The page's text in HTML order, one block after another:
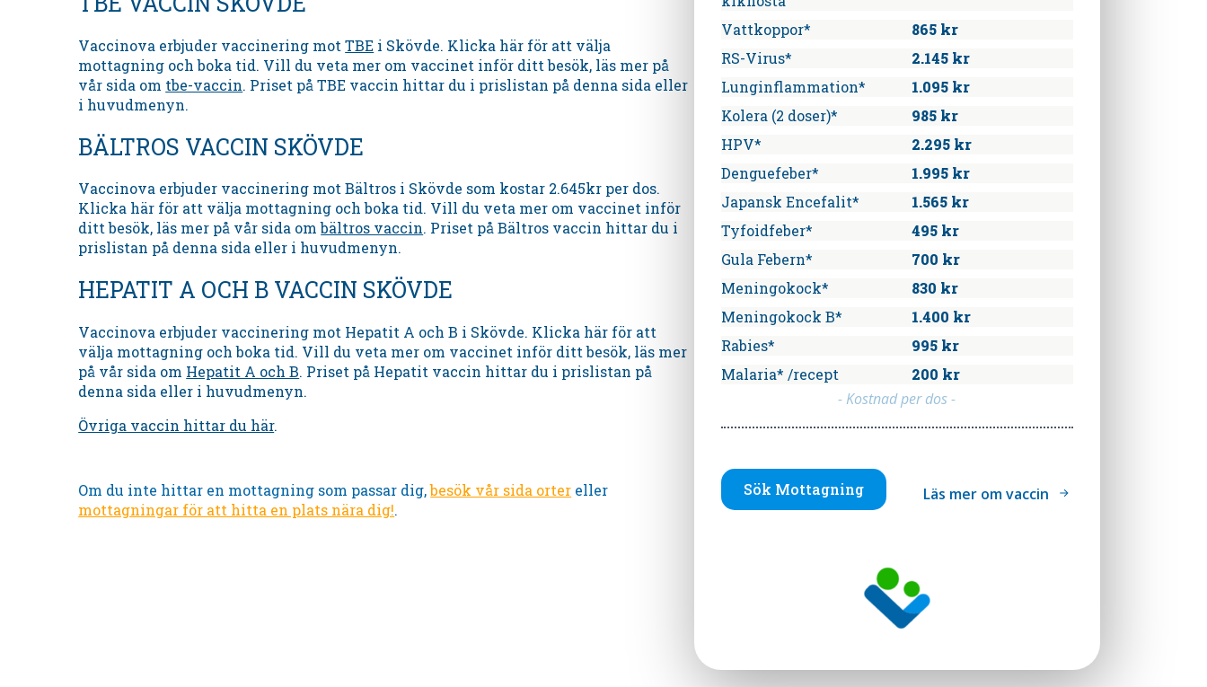
Vaccinova erbjuder vaccinering motTBE i Skövde. Klicka här för att välja
mottagning och boka tid. Vill du veta mer om vaccinet inför ditt besök, läs mer på
vår sida om tbe-vaccin. Priset på TBE vaccin hittar du i prislistan på denna sida eller
i huvudmenyn.
BÄLTROS VACCIN SKÖVDE
Vaccinova erbjuder vaccinering mot Bältros i Skövde som kostar 2.645kr per dos.
Klicka här för att välja mottagning och boka tid. Vill du veta mer om vaccinet inför
ditt besök, läs mer på vår sida ombältros vaccin. Priset på Bältros vaccin hittar du i
prislistan på denna sida eller i huvudmenyn.
HEPATIT A OCH B VACCIN SKÖVDE
Vaccinova erbjuder vaccinering mot Hepatit A och B i Skövde. Klicka här för att
välja mottagning och boka tid. Vill du veta mer om vaccinet inför ditt besök, läs mer
på vår sida om Hepatit A och B. Priset på Hepatit vaccin hittar du i prislistan på
denna sida eller i huvudmenyn.
Övriga vaccin hittar du här.
Om du inte hittar en mottagning som passar dig,besök vår sida orter eller
mottagningar för att hitta en plats nära dig!.
Vattkoppor*
865 kr
RS-Virus*
2.145 kr
Lunginflammation*
1.095 kr
Kolera (2 doser)*
985 kr
HPV*
2.295 kr
Denguefeber*
1.995 kr
Japansk Encefalit*
1.565 kr
Tyfoidfeber*
495 kr
Gula Febern*
700 kr
Meningokock*
830 kr
Meningokock B*
1.400 kr
Rabies*
995 kr
Malaria* /recept
200 kr
- Kostnad per dos -
Sök Mottagning Läs mer om vaccin